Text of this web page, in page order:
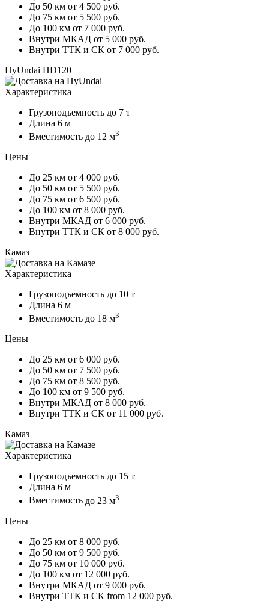
До 50 км от 4 500 руб.
До 75 км от 5 500 руб.
До 100 км от 7 000 руб.
Внутри МКАД от 5 000 руб.
Внутри ТТК и СК от 7 000 руб.
HyUndai HD120
Характеристика
Грузоподъемность до 7 т
Длина 6 м
Вместимость до 12 м3
Цены
До 25 км от 4 000 руб.
До 50 км от 5 500 руб.
До 75 км от 6 500 руб.
До 100 км от 8 000 руб.
Внутри МКАД от 6 000 руб.
Внутри ТТК и СК от 8 000 руб.
Камаз
Характеристика
Грузоподъемность до 10 т
Длина 6 м
Вместимость до 18 м3
Цены
До 25 км от 6 000 руб.
До 50 км от 7 500 руб.
До 75 км от 8 500 руб.
До 100 км от 9 500 руб.
Внутри МКАД от 8 000 руб.
Внутри ТТК и СК от 11 000 руб.
Камаз
Характеристика
Грузоподъемность до 15 т
Длина 6 м
Вместимость до 23 м3
Цены
До 25 км от 8 000 руб.
До 50 км от 9 500 руб.
До 75 км от 10 000 руб.
До 100 км от 12 000 руб.
Внутри МКАД от 9 000 руб.
Внутри ТТК и СК from 12 000 руб.